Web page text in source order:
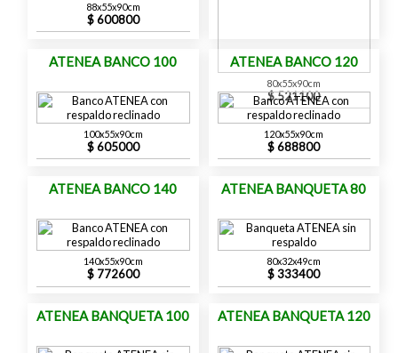
88x55x90cm
600800
80x55x90cm
521100
ATENEA BANCO 100
100x55x90cm
605000
ATENEA BANCO 120
120x55x90cm
688800
ATENEA BANCO 140
140x55x90cm
772600
ATENEA BANQUETA 80
80x32x49cm
333400
ATENEA BANQUETA 100 ATENEA BANQUETA 120